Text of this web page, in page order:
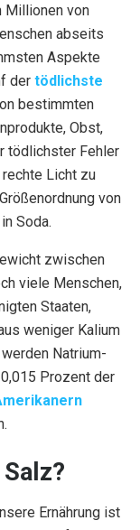
Millionen von
abseits
Aspekte
der tödlichste
bestimmten
Obst,
tödlichster Fehler
Licht zu
von
Soda.
zwischen
viele Menschen,
Staaten,
weniger Kalium
Natrium-
Prozent der
Ernährung ist